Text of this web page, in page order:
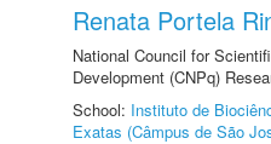
Renata Portela
National Council for
Development (CNPq)
School: Instituto de
Exatas (Câmpus de São